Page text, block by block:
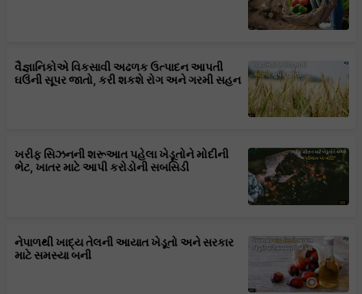
વૈજ્ઞાનિકોએ વિકસાવી અઢળક ઉત્પાદન આપતી
ઘઉંની સૂપર જાતો, કરી શકશે રોગ અને ગરમી સહન
ખરીફ સિઝનની શરૂઆત પહેલા ખેડૂતોને મોદીની
ભેટ, ખાતર માટે આપી કરોડોની સબસિડી
નેપાળથી ખાદ્ય તેલની આયાત ખેડૂતો અને સરકાર
માટે સમસ્યા બની